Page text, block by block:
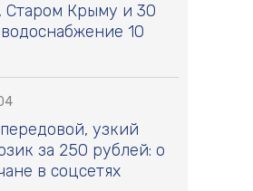
Старом Крыму и 30
10
узкий
за 250 рублей: о
в соцсетях